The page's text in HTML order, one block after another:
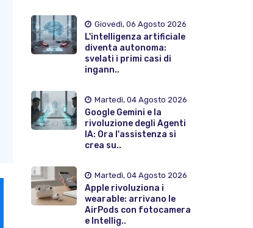
Giovedì, 06 Agosto 2026
L'intelligenza artificiale
diventa autonoma:
svelati i primi casi di
ingann..
Martedì, 04 Agosto 2026
Google Gemini e la
rivoluzione degli Agenti
IA: Ora l'assistenza si
crea su..
Martedì, 04 Agosto 2026
Apple rivoluziona i
wearable: arrivano le
AirPods con fotocamera
e Intellig..